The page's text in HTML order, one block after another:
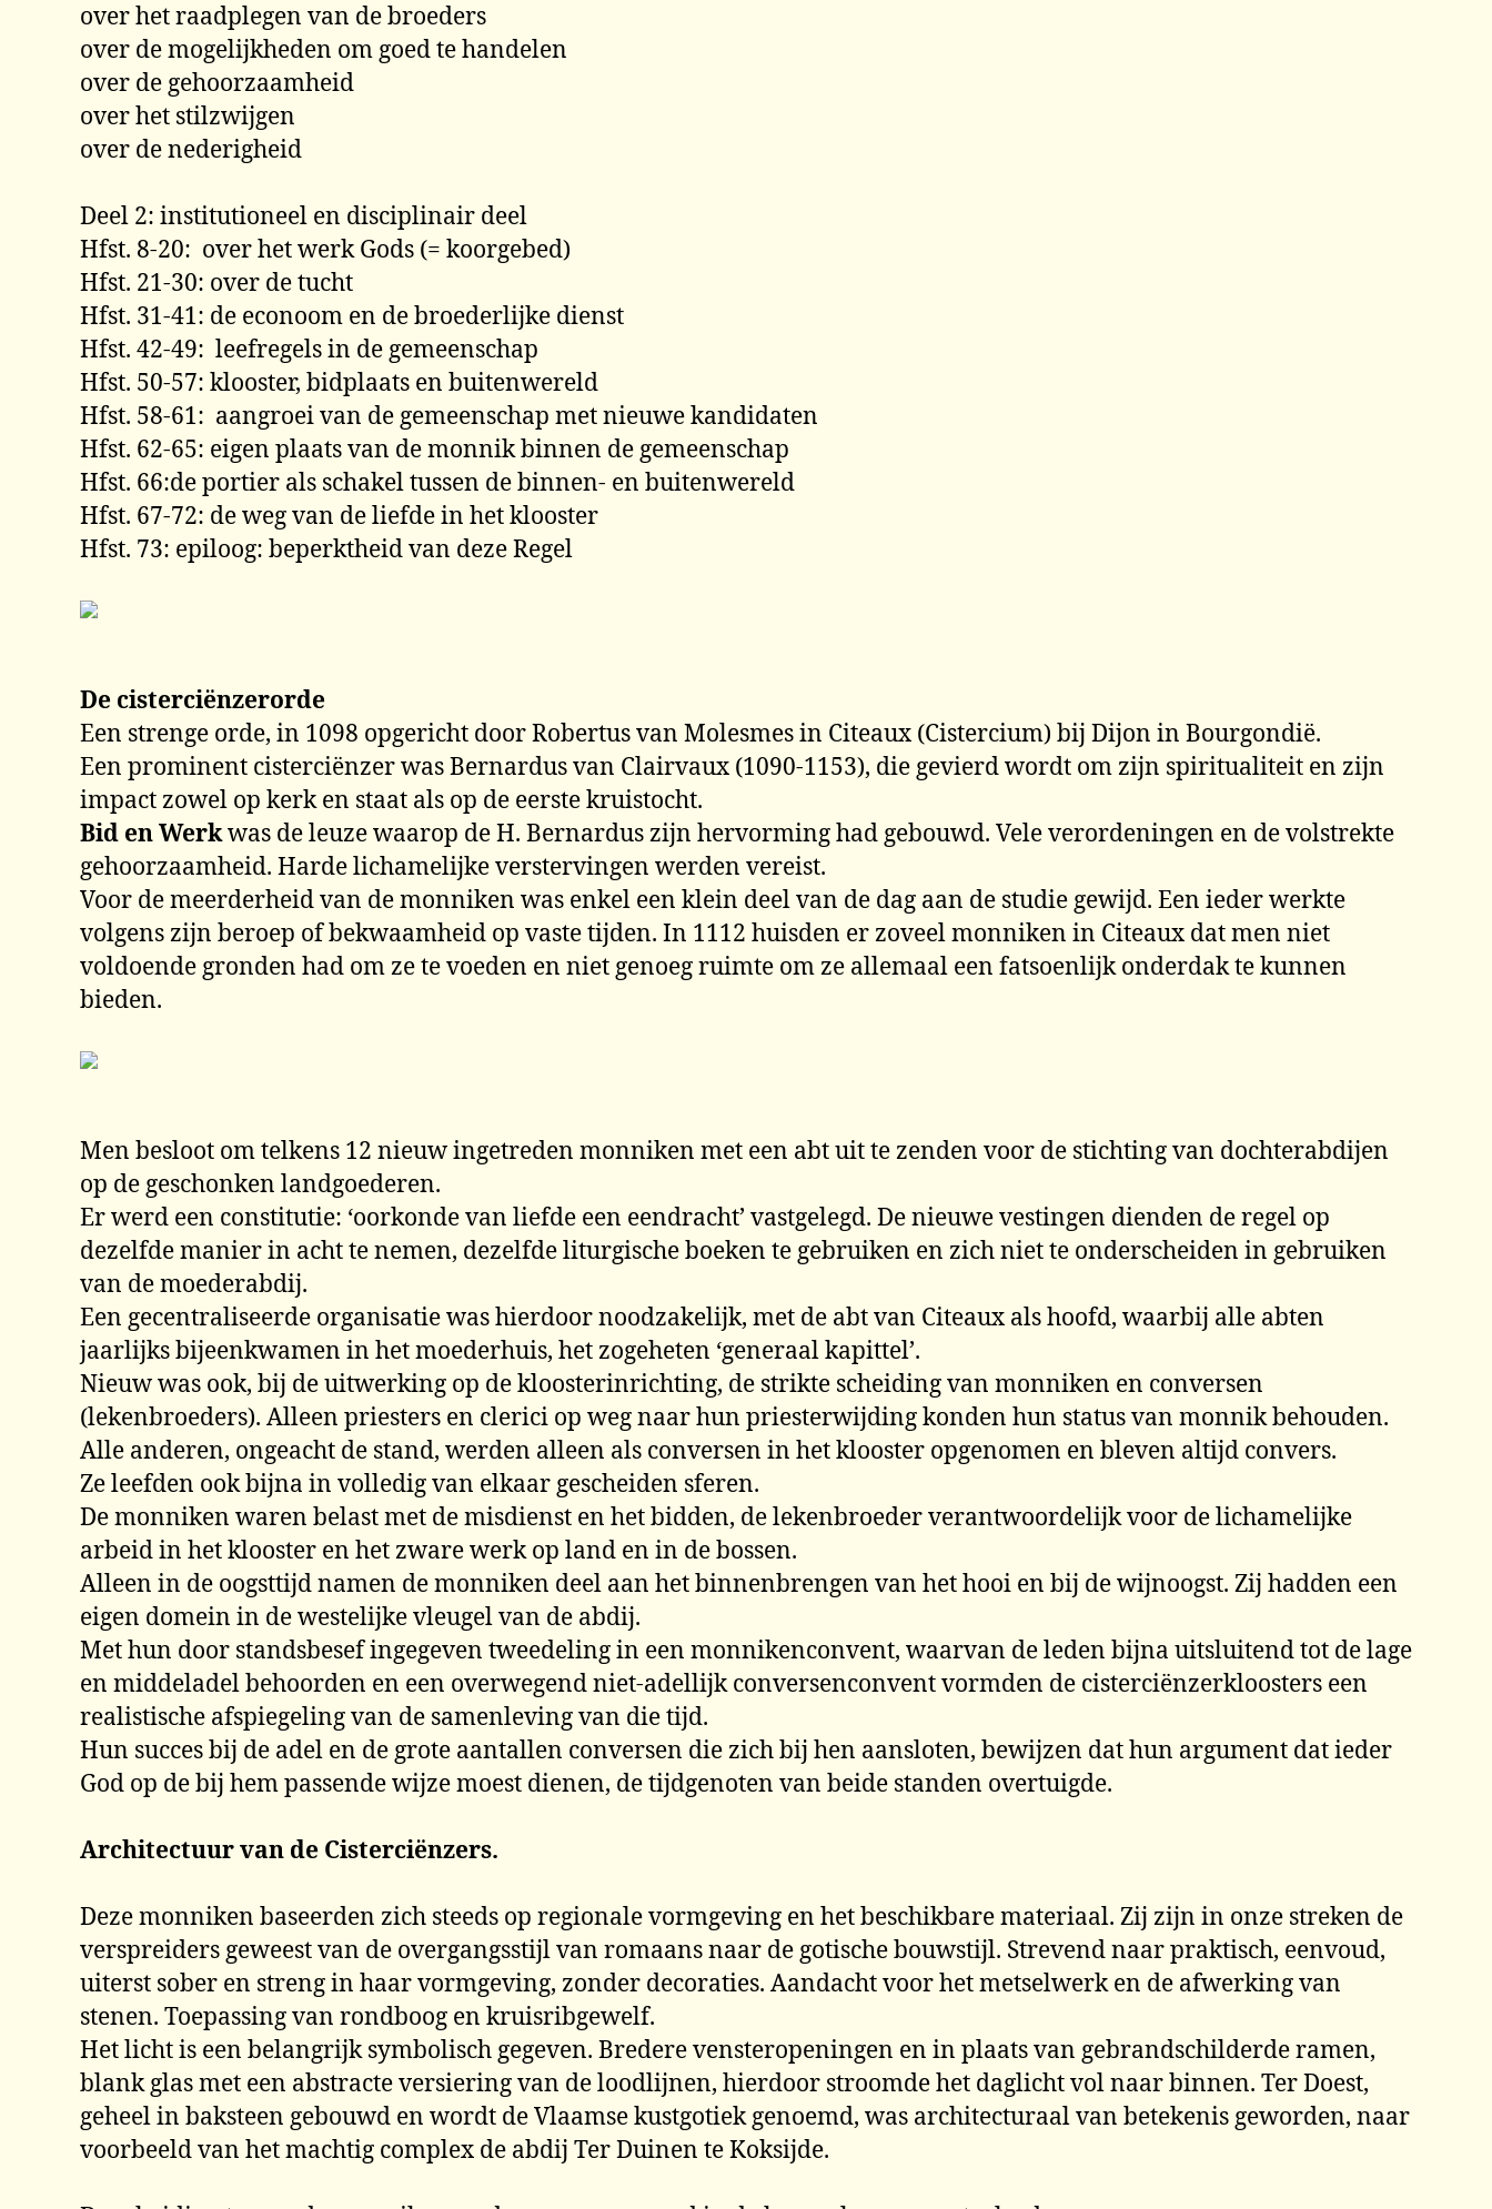
over het raadplegen van de broeders
over de mogelijkheden om goed te handelen
over de gehoorzaamheid
over het stilzwijgen
over de nederigheid
Deel 2: institutioneel en disciplinair deel
Hfst. 8-20: over het werk Gods (= koorgebed)
Hfst. 21-30: over de tucht
Hfst. 31-41: de econoom en de broederlijke dienst
Hfst. 42-49: leefregels in de gemeenschap
Hfst. 50-57: klooster, bidplaats en buitenwereld
Hfst. 58-61: aangroei van de gemeenschap met nieuwe kandidaten
Hfst. 62-65: eigen plaats van de monnik binnen de gemeenschap
Hfst. 66:de portier als schakel tussen de binnen- en buitenwereld
Hfst. 67-72: de weg van de liefde in het klooster
Hfst. 73: epiloog: beperktheid van deze Regel
De cisterciënzerorde
Een strenge orde, in 1098 opgericht door Robertus van Molesmes in Citeaux (Cistercium) bij Dijon in Bourgondië.
Een prominent cisterciënzer was Bernardus van Clairvaux (1090-1153), die gevierd wordt om zijn spiritualiteit en zijn
impact zowel op kerk en staat als op de eerste kruistocht.
Bid en Werkwas de leuze waarop de H. Bernardus zijn hervorming had gebouwd. Vele verordeningen en de volstrekte
gehoorzaamheid. Harde lichamelijke verstervingen werden vereist.
Voor de meerderheid van de monniken was enkel een klein deel van de dag aan de studie gewijd. Een ieder werkte
volgens zijn beroep of bekwaamheid op vaste tijden. In 1112 huisden er zoveel monniken in Citeaux dat men niet
voldoende gronden had om ze te voeden en niet genoeg ruimte om ze allemaal een fatsoenlijk onderdak te kunnen
bieden.
Men besloot om telkens 12 nieuw ingetreden monniken met een abt uit te zenden voor de stichting van dochterabdijen
op de geschonken landgoederen.
Er werd een constitutie: ‘oorkonde van liefde een eendracht’ vastgelegd. De nieuwe vestingen dienden de regel op
dezelfde manier in acht te nemen, dezelfde liturgische boeken te gebruiken en zich niet te onderscheiden in gebruiken
van de moederabdij.
Een gecentraliseerde organisatie was hierdoor noodzakelijk, met de abt van Citeaux als hoofd, waarbij alle abten
jaarlijks bijeenkwamen in het moederhuis, het zogeheten ‘generaal kapittel’.
Nieuw was ook, bij de uitwerking op de kloosterinrichting, de strikte scheiding van monniken en conversen
(lekenbroeders). Alleen priesters en clerici op weg naar hun priesterwijding konden hun status van monnik behouden.
Alle anderen, ongeacht de stand, werden alleen als conversen in het klooster opgenomen en bleven altijd convers.
Ze leefden ook bijna in volledig van elkaar gescheiden sferen.
De monniken waren belast met de misdienst en het bidden, de lekenbroeder verantwoordelijk voor de lichamelijke
arbeid in het klooster en het zware werk op land en in de bossen.
Alleen in de oogsttijd namen de monniken deel aan het binnenbrengen van het hooi en bij de wijnoogst. Zij hadden een
eigen domein in de westelijke vleugel van de abdij.
Met hun door standsbesef ingegeven tweedeling in een monnikenconvent, waarvan de leden bijna uitsluitend tot de lage
en middeladel behoorden en een overwegend niet-adellijk conversenconvent vormden de cisterciënzerkloosters een
realistische afspiegeling van de samenleving van die tijd.
Hun succes bij de adel en de grote aantallen conversen die zich bij hen aansloten, bewijzen dat hun argument dat ieder
God op de bij hem passende wijze moest dienen, de tijdgenoten van beide standen overtuigde.
Architectuur van de Cisterciënzers.
Deze monniken baseerden zich steeds op regionale vormgeving en het beschikbare materiaal. Zij zijn in onze streken de
verspreiders geweest van de overgangsstijl van romaans naar de gotische bouwstijl. Strevend naar praktisch, eenvoud,
uiterst sober en streng in haar vormgeving, zonder decoraties. Aandacht voor het metselwerk en de afwerking van
stenen. Toepassing van rondboog en kruisribgewelf.
Het licht is een belangrijk symbolisch gegeven. Bredere vensteropeningen en in plaats van gebrandschilderde ramen,
blank glas met een abstracte versiering van de loodlijnen, hierdoor stroomde het daglicht vol naar binnen. Ter Doest,
geheel in baksteen gebouwd en wordt de Vlaamse kustgotiek genoemd, was architecturaal van betekenis geworden, naar
voorbeeld van het machtig complex de abdij Ter Duinen te Koksijde.